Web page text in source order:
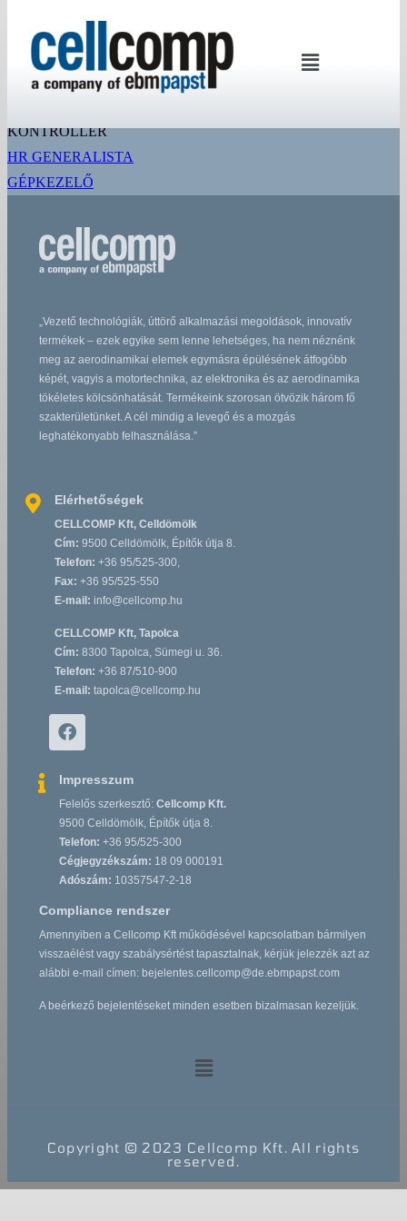
KONTROLLER
HR GENERALISTA
GÉPKEZELŐ
„Vezető technológiák, úttörő alkalmazási megoldások, innovatív
termékek – ezek egyike sem lenne lehetséges, ha nem néznénk
meg az aerodinamikai elemek egymásra épülésének átfogóbb
képét, vagyis a motortechnika, az elektronika és az aerodinamika
tökéletes kölcsönhatását. Termékeink szorosan ötvözik három fő
szakterületünket. A cél mindig a levegő és a mozgás
leghatékonyabb felhasználása.”
Elérhetőségek
CELLCOMP Kft, Celldömölk
Cím: 9500 Celldömölk, Építők útja 8.
Telefon: +36 95/525-300,
Fax: +36 95/525-550
E-mail: info@cellcomp.hu
CELLCOMP Kft, Tapolca
Cím: 8300 Tapolca, Sümegi u. 36.
Telefon: +36 87/510-900
E-mail: tapolca@cellcomp.hu
Impresszum
Felelős szerkesztő: Cellcomp Kft.
9500 Celldömölk, Építők útja 8.
Telefon: +36 95/525-300
Cégjegyzékszám: 18 09 000191
Adószám: 10357547-2-18
Compliance rendszer
Amennyiben a Cellcomp Kft működésével kapcsolatban bármilyen
visszaélést vagy szabálysértést tapasztalnak, kérjük jelezzék azt az
alábbi e-mail címen: bejelentes.cellcomp@de.ebmpapst.com
A beérkező bejelentéseket minden esetben bizalmasan kezeljük.
Copyright © 2023 Cellcomp Kft. All rights
reserved.